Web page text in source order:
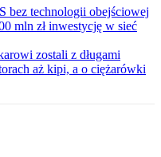
bez technologii obejściowej
mln zł inwestycję w sieć
zostali z długami
aż kipi, a o ciężarówki